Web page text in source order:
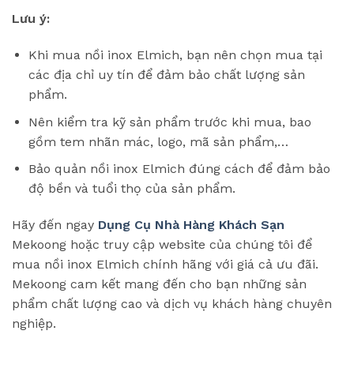
Lưu ý:
Khi mua nồi inox Elmich, bạn nên chọn mua tại
các địa chỉ uy tín để đảm bảo chất lượng sản
phẩm.
Nên kiểm tra kỹ sản phẩm trước khi mua, bao
gồm tem nhãn mác, logo, mã sản phẩm,…
Bảo quản nồi inox Elmich đúng cách để đảm bảo
độ bền và tuổi thọ của sản phẩm.
Hãy đến ngay Dụng Cụ Nhà Hàng Khách Sạn
Mekoong hoặc truy cập website của chúng tôi để
mua nồi inox Elmich chính hãng với giá cả ưu đãi.
Mekoong cam kết mang đến cho bạn những sản
phẩm chất lượng cao và dịch vụ khách hàng chuyên
nghiệp.